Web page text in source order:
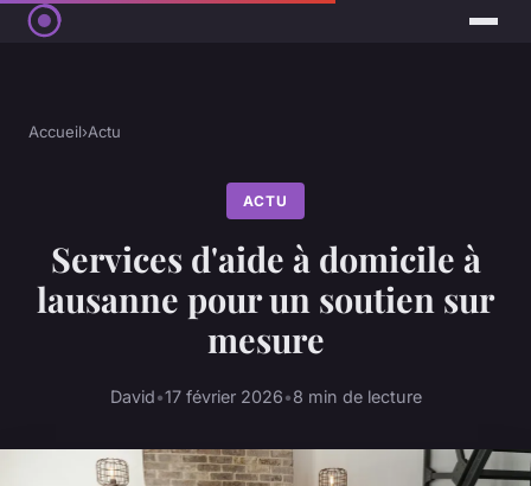
Accueil›Actu
ACTU
Services d'aide à domicile à
lausanne pour un soutien sur
mesure
David•17 février 2026•8 min de lecture